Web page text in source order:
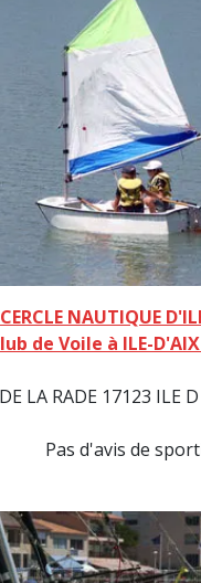
CERCLE NAUTIQUE
de Voile à ILE-
LA RADE 17123 ILE
Pas d'avis de